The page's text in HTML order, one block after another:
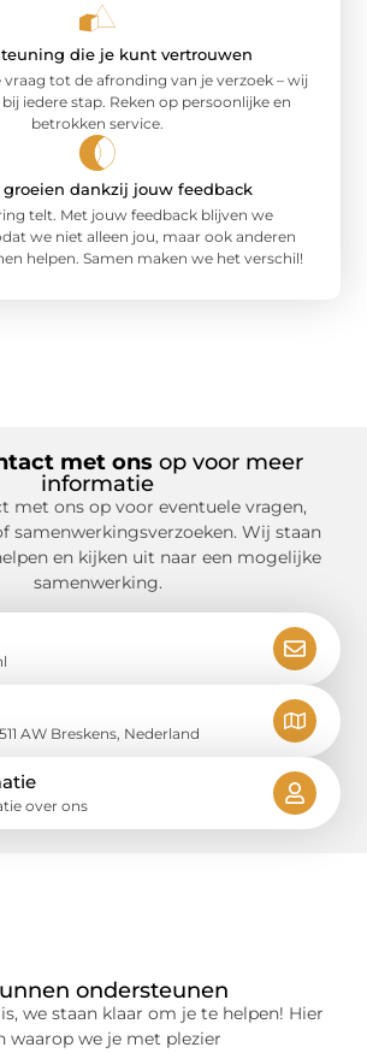
die je kunt vertrouwen
vraag tot de afronding van je verzoek – wij
iedere stap. Reken op persoonlijke en
betrokken service.
groeien dankzij jouw feedback
telt. Met jouw feedback blijven we
we niet alleen jou, maar ook anderen
helpen. Samen maken we het verschil!
met ons op voor meer
informatie
met ons op voor eventuele vragen,
samenwerkingsverzoeken. Wij staan
en kijken uit naar een mogelijke
samenwerking.
AW Breskens, Nederland
over ons
ondersteunen
we staan klaar om je te helpen! Hier
waarop we je met plezier